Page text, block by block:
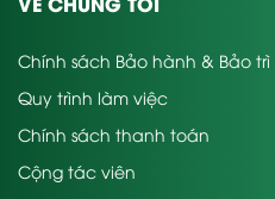
Chính sách Bảo hành & Bảo trì
Quy trình làm việc
Chính sách thanh toán
Cộng tác viên